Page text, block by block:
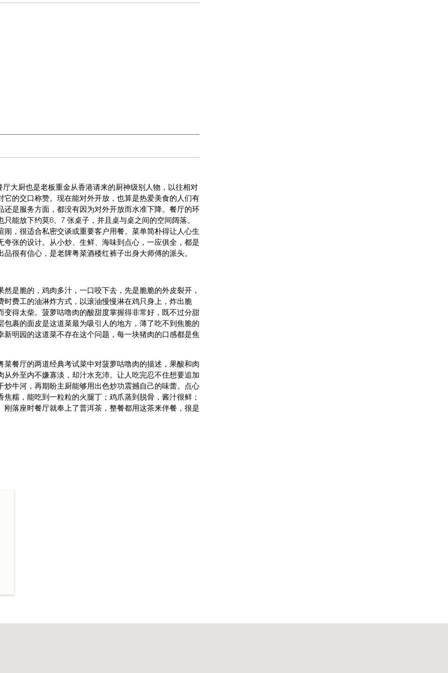
大厨也是老板重金从香港请来的厨神级别人物，以往相对
的交口称赞。现在能对外开放，也算是热爱美食的人们有
是服务方面，都没有因为对外开放而水准下降。餐厅的环
能放下约莫6、7 张桌子，并且桌与桌之间的空间阔落。
，很适合私密交谈或重要客户用餐。菜单简朴得让人心生
张的设计。从小炒、生鲜、海味到点心，一应俱全，都是
很有信心，是老牌粤菜酒楼红裤子出身大师傅的派头。
是脆的，鸡肉多汁，一口咬下去，先是脆脆的外皮裂开，
费工的油淋炸方式，以滚油慢慢淋在鸡只身上，炸出脆
得太柴。菠萝咕噜肉的酸甜度掌握得非常好，既不过分甜
裹的面皮是这道菜最为吸引人的地方，薄了吃不到焦脆的
明园的这道菜不存在这个问题，每一块猪肉的口感都是焦
餐厅的两道经典考试菜中对菠萝咕噜肉的描述，果酸和肉
外至内不嫌寡淡，却汁水充沛。让人吃完忍不住想要追加
牛河，再期盼主厨能够用出色炒功震撼自己的味蕾。点心
糯，能吃到一粒粒的火腿丁；鸡爪蒸到脱骨，酱汁很鲜；
落座时餐厅就奉上了普洱茶，整餐都用这茶来伴餐，很是